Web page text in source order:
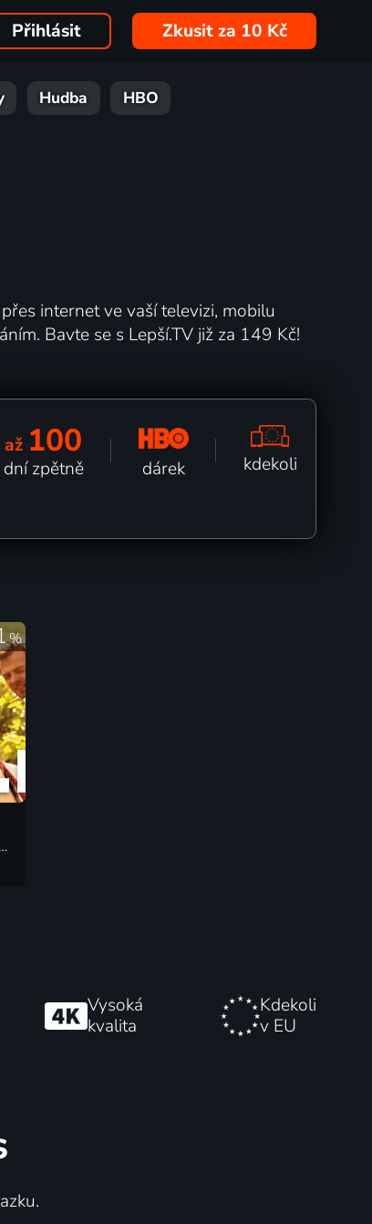
Přihlásit Zkusit za 10 Kč
Hudba HBO
internet ve vaší televizi, mobilu
Bavte se s Lepší.TV již za 149 Kč!
až 100
dní zpětně dárek kdekoli
%
Romantický
Vysoká
kvalita
Kdekoli
v EU